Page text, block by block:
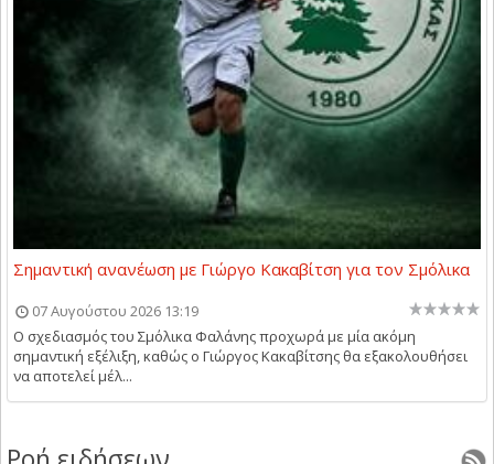
Σημαντική ανανέωση με Γιώργο Κακαβίτση για τον Σμόλικα
07 Αυγούστου 2026 13:19
Ο σχεδιασμός του Σμόλικα Φαλάνης προχωρά με μία ακόμη
σημαντική εξέλιξη, καθώς ο Γιώργος Κακαβίτσης θα εξακολουθήσει
να αποτελεί μέλ...